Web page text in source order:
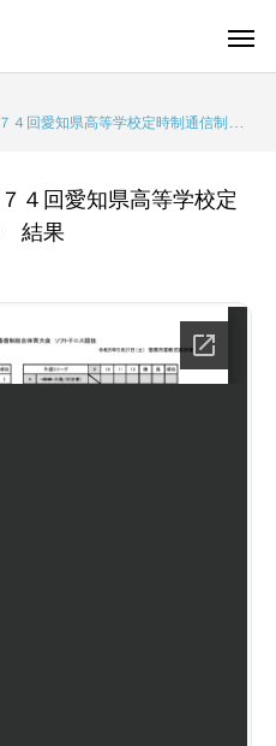
知県高等学校定時制通信制総合体育大会 結果
４回愛知県高等学校定
結果